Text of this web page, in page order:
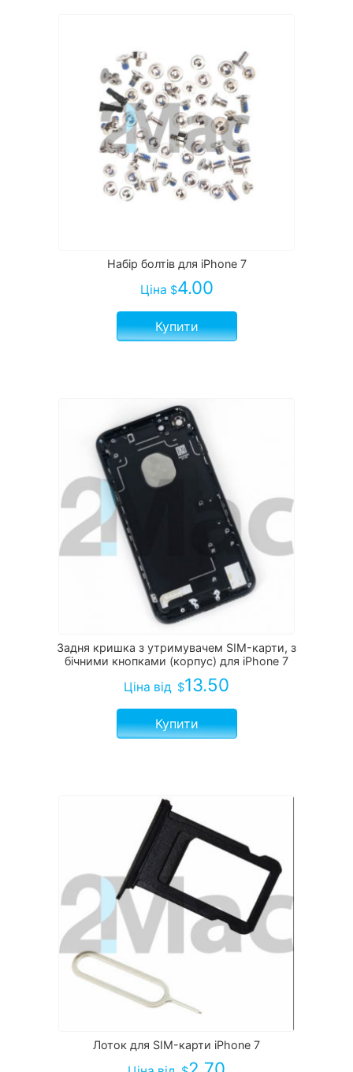
Набір болтів для iPhone 7
Ціна $4.00
Купити
Задня кришка з утримувачем SIM-карти, з
бічними кнопками (корпус) для iPhone 7
Ціна від $13.50
Купити
Лоток для SIM-карти iPhone 7